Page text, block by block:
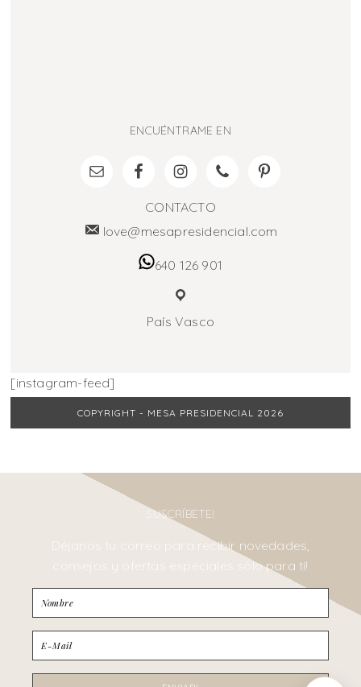
ENCUÉNTRAME EN
CONTACTO
love@mesapresidencial.com
640 126 901
País Vasco
[instagram-feed]
COPYRIGHT - MESA PRESIDENCIAL 2026
SUSCRÍBETE!
Déjanos tu correo para recibir novedades,
consejos y ofertas especiales sólo para ti!